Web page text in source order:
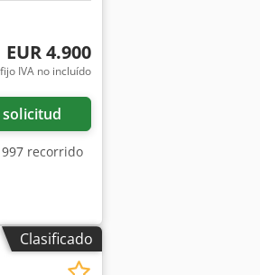
EUR 4.900
IVA no incluído
recorrido
Clasificado